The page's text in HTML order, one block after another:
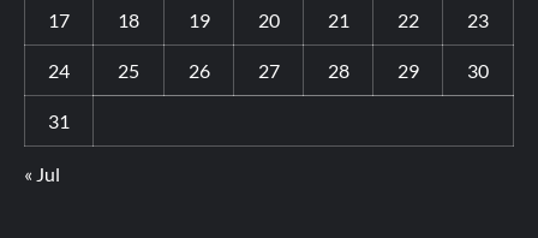
17 18 19 20 21 22 23
24 25 26 27 28 29 30
31
« Jul